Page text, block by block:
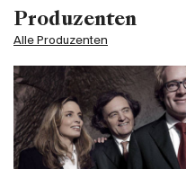
Produzenten
Alle Produzenten